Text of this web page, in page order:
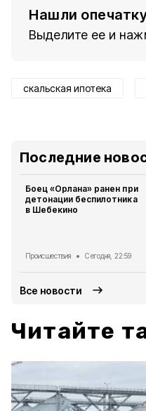
Нашли
Выделите ее и
скальская ипотека
Последние
Боец «Орлана» ранен при
детонации беспилотника
в Шебекино
Происшествия Сегодня, 22:59
Все новости
Читайте